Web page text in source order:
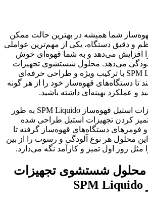
شما همیشه در بهترین حالت ممکن
و دقیق دستگاه، یکی از مهم‌ترین عواملی
افزایش می‌دهد و به شما قهوه‌ای خوش
می‌دهد. محلول شستشوی تجهیزات
استیل قهوه‌ساز SPM Liquido با ترکیب ویژه و طراحی حرفه‌ای
تا دستگاه‌های قهوه‌ساز خود را از هر گونه
و عملکرد بهینه‌ای داشته باشید.
محلول شستشوی تجهیزات استیل قهوه‌ساز SPM Liquido به طور
کردن تجهیزات استیل طراحی شده
و فومرهای دستگاه‌های قهوه‌ساز گرفته تا
محلول هر نوع آلودگی و رسوب را از بین
روز اول تمیز و کارآمد نگه می‌دارد.
شستشوی تجهیزات